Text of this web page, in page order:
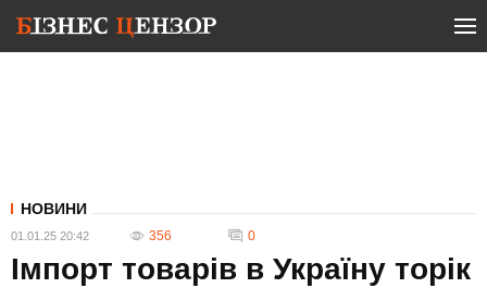
НОВИНИ
01.01.25 20:42 356 0
Імпорт товарів в Україну торік